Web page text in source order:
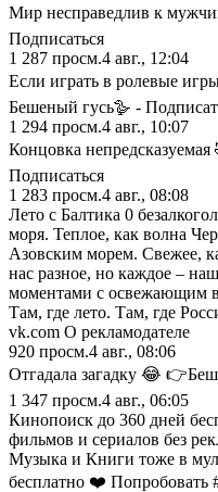
Мир несправедлив к
Подписаться
1 287 просм.4 авг., 12:04
Если играть в ролевые
Бешеный гусь🪿 -
1 294 просм.4 авг., 10:07
Концовка
Подписаться
1 283 просм.4 авг., 08:08
Лето с Балтика 0
моря. Теплое, как волна
Азовским морем. Свежее,
нас разное, но каждое –
моментами с освежающим
Там, где лето. Там, где
vk.com О рекламодателе
920 просм.4 авг., 08:06
Отгадала загадку 😂
1 347 просм.4 авг., 06:05
Кинопоиск до 360 дней
фильмов и сериалов без
Музыка и Книги тоже в
бесплатно ❤️ Попробовать